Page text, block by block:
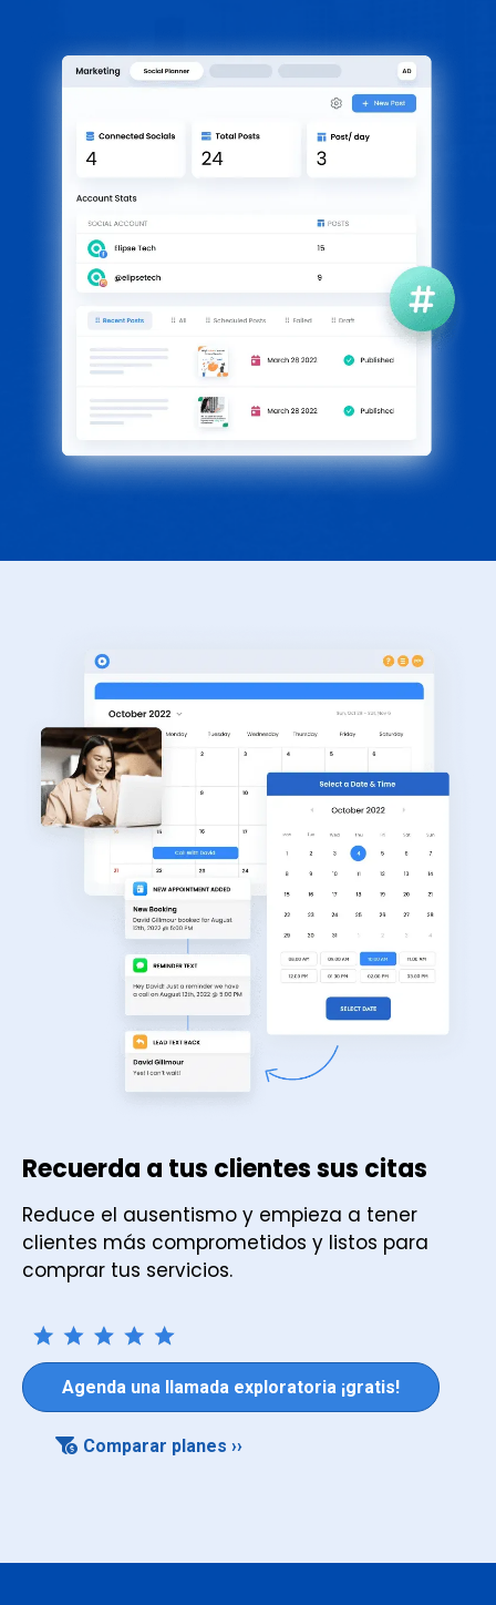
Recuerda a tus clientes sus citas
Reduce el ausentismo y empieza a tener
clientes más comprometidos y listos para
comprar tus servicios.
Agenda una llamada exploratoria ¡gratis!
Comparar planes ››